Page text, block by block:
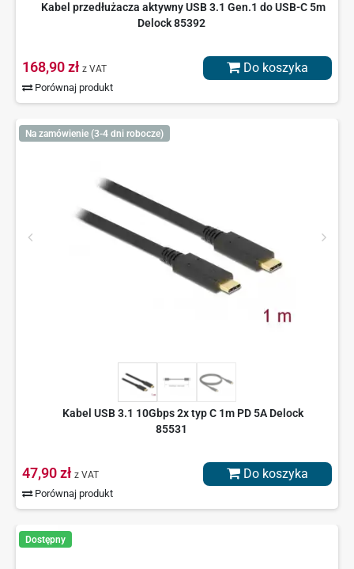
Kabel przedłużacza aktywny USB 3.1 Gen.1 do USB-C 5m
Delock 85392
168,90 zł z VAT
Porównaj produkt
Do koszyka
Na zamówienie (3-4 dni robocze)
Kabel USB 3.1 10Gbps 2x typ C 1m PD 5A Delock
85531
47,90 zł z VAT
Porównaj produkt
Do koszyka
Dostępny